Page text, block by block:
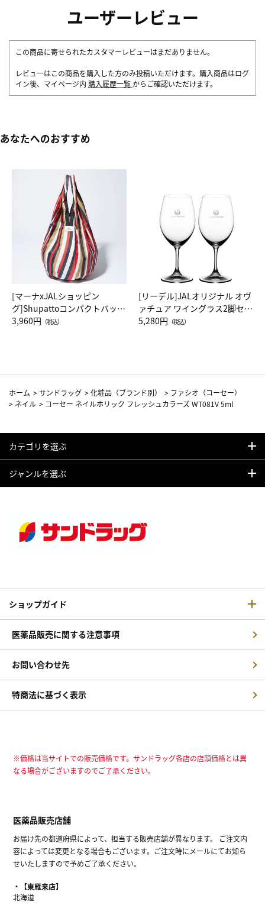
ユーザーレビュー
この商品に寄せられたカスタマーレビューはまだありません。
レビューはこの商品を購入した方のみ投稿いただけます。購入商品はログ
イン後、マイページ内 購入履歴一覧 からご確認いただけます。
あなたへのおすすめ
[マーナxJALショッピン
グ]Shupattoコンパクトバッグ
Drop JAL客室乗務員（LC）ス
3,960円 （税込）
[リーデル]JALオリジナル オヴ
ァチュア ワイングラス2脚セッ
ト（レッドワイン）
5,280円 （税込）
ホーム >サンドラッグ >化粧品（ブランド別） > ファシオ（コーセー）
> ネイル > コーセー ネイルホリック フレッシュカラーズ WT081V 5ml
カテゴリを選ぶ
ジャンルを選ぶ
ショップガイド
医薬品販売に関する注意事項
お問い合わせ先
特商法に基づく表示
※価格は当サイトでの販売価格です。サンドラッグ各店の店頭価格とは異
なる場合がございますのでご了承ください。
医薬品販売店舗
お届け先の都道府県によって、担当する販売店舗が異なります。 ご注文内
容によっては変更となる場合もございます。ご注文時にメールにてお知ら
せいたしますので予めご了承ください。
【東雁来店】
北海道